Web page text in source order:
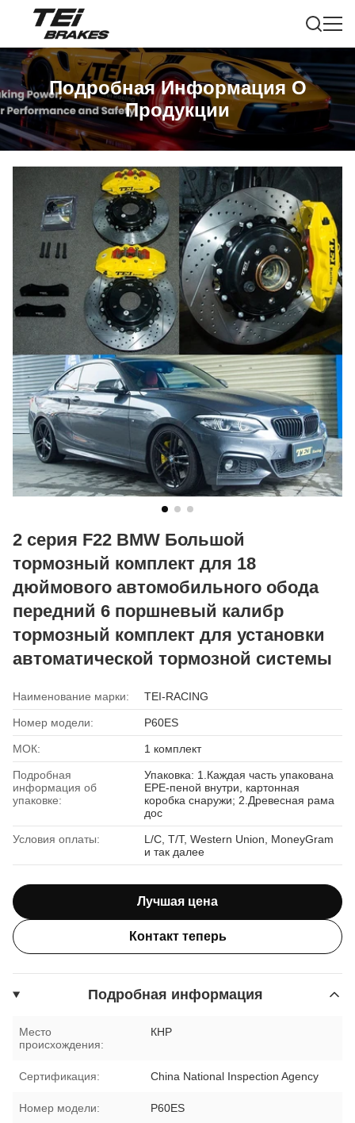
Подробная Информация О
Продукции
2 серия F22 BMW Большой
тормозный комплект для 18
дюймового автомобильного обода
передний 6 поршневый калибр
тормозный комплект для установки
автоматической тормозной системы
Наименование марки: TEI-RACING
Номер модели: P60ES
МОК: 1 комплект
Подробная
информация об
упаковке:
Упаковка: 1.Каждая часть упакована
EPE-пеной внутри, картонная
коробка снаружи; 2.Древесная рама
дос
Условия оплаты:
L/C, T/T, Western Union, MoneyGram
и так далее
Лучшая цена
Контакт теперь
Подробная информация
Место
происхождения:
КНР
Сертификация: China National Inspection Agency
Номер модели: P60ES